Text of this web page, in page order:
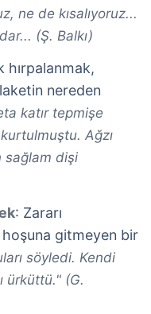
ne de kısalıyoruz...
(Ş. Balkı)
hırpalanmak,
nereden
katır tepmişe
Ağzı
sağlam dişi
: Zararı
gitmeyen bir
söyledi. Kendi
ürküttü." (G.